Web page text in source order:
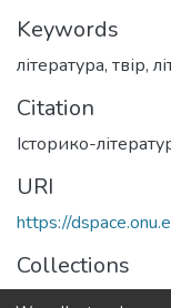
Keywords
література, твір,
Citation
Історико-
URI
https://
Collections
Історико-